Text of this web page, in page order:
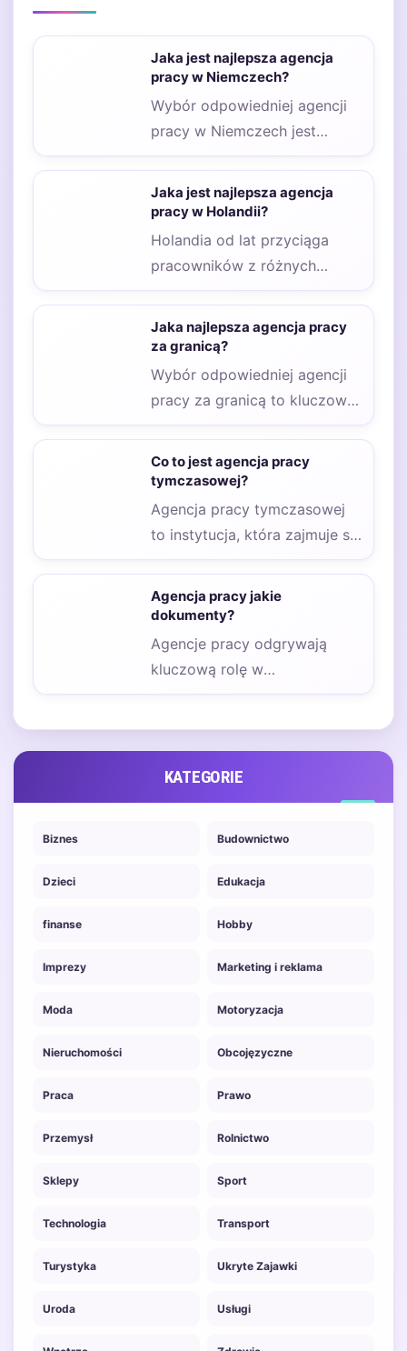
Jaka jest najlepsza agencja
pracy w Niemczech?
Wybór odpowiedniej agencji
pracy w Niemczech jest
kluczowy dla osób
poszukujących zatrudnienia w
tym kraju.…
Jaka jest najlepsza agencja
pracy w Holandii?
Holandia od lat przyciąga
pracowników z różnych
krajów, w tym z Polski, dzięki
atrakcyjnym ofertom…
Jaka najlepsza agencja pracy
za granicą?
Wybór odpowiedniej agencji
pracy za granicą to kluczowy
krok dla osób poszukujących
zatrudnienia w innym…
Co to jest agencja pracy
tymczasowej?
Agencja pracy tymczasowej
to instytucja, która zajmuje się
pośrednictwem w
zatrudnieniu pracowników na
czas określony.…
Agencja pracy jakie
dokumenty?
Agencje pracy odgrywają
kluczową rolę w
pośrednictwie zatrudnienia, a
KATEGORIE
Biznes Budownictwo
Dzieci Edukacja
finanse Hobby
Imprezy Marketing i reklama
Moda Motoryzacja
Nieruchomości Obcojęzyczne
Praca Prawo
Przemysł Rolnictwo
Sklepy Sport
Technologia Transport
Turystyka Ukryte Zajawki
Uroda Usługi